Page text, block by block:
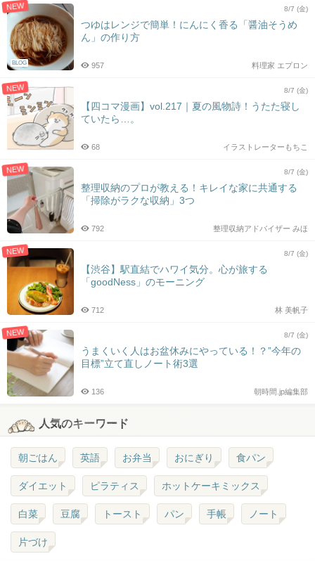
NEW
BLOG
8/7 (金)
つゆはレンジで簡単！にんにく香る「醤油そうめ
ん」の作り方
料理家 エプロン
957
NEW 8/7 (金)
【四コマ漫画】vol.217｜夏の風物詩！うたた寝し
ていたら…。
イラストレーターもちこ
68
NEW 8/7 (金)
整理収納のプロが教える！キレイな家に共通する
「掃除がラクな収納」3つ
整理収納アドバイザー みほ
792
NEW 8/7 (金)
【渋谷】駅直結でハワイ気分。心が旅する
「goodNess」のモーニング
林 美帆子
712
NEW 8/7 (金)
うまくいく人はお盆休みにやっている！？”今年の
目標”立て直しノート術3選
朝時間.jp編集部
136
人気のキーワード
朝ごはん 英語 お弁当 おにぎり 食パン
ダイエット ピラティス ホットケーキミックス
白菜 豆腐 トースト パン 手帳 ノート
片づけ